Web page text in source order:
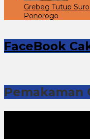
Grebeg Tutup
Ponorogo
FaceBook
Pemakaman